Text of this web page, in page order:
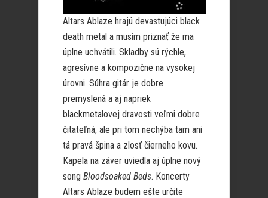
Altars Ablaze hrajú devastujúci black
death metal a musím priznať že ma
úplne uchvátili. Skladby sú rýchle,
agresívne a kompozične na vysokej
úrovni. Súhra gitár je dobre
premyslená a aj napriek
blackmetalovej dravosti veľmi dobre
čitateľná, ale pri tom nechýba tam ani
tá pravá špina a zlosť čierneho kovu.
Kapela na záver uviedla aj úplne nový
song Bloodsoaked Beds. Koncerty
Altars Ablaze budem ešte určite